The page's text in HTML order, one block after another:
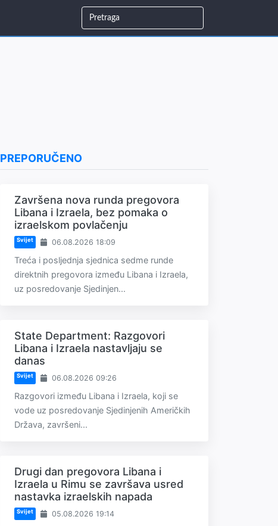
PREPORUČENO
Završena nova runda pregovora
Libana i Izraela, bez pomaka o
izraelskom povlačenju
Svijet 06.08.2026 18:09
Treća i posljednja sjednica sedme runde
direktnih pregovora između Libana i Izraela,
uz posredovanje Sjedinjen...
State Department: Razgovori
Libana i Izraela nastavljaju se
danas
Svijet 06.08.2026 09:26
Razgovori između Libana i Izraela, koji se
vode uz posredovanje Sjedinjenih Američkih
Država, završeni...
Drugi dan pregovora Libana i
Izraela u Rimu se završava usred
nastavka izraelskih napada
Svijet 05.08.2026 19:14